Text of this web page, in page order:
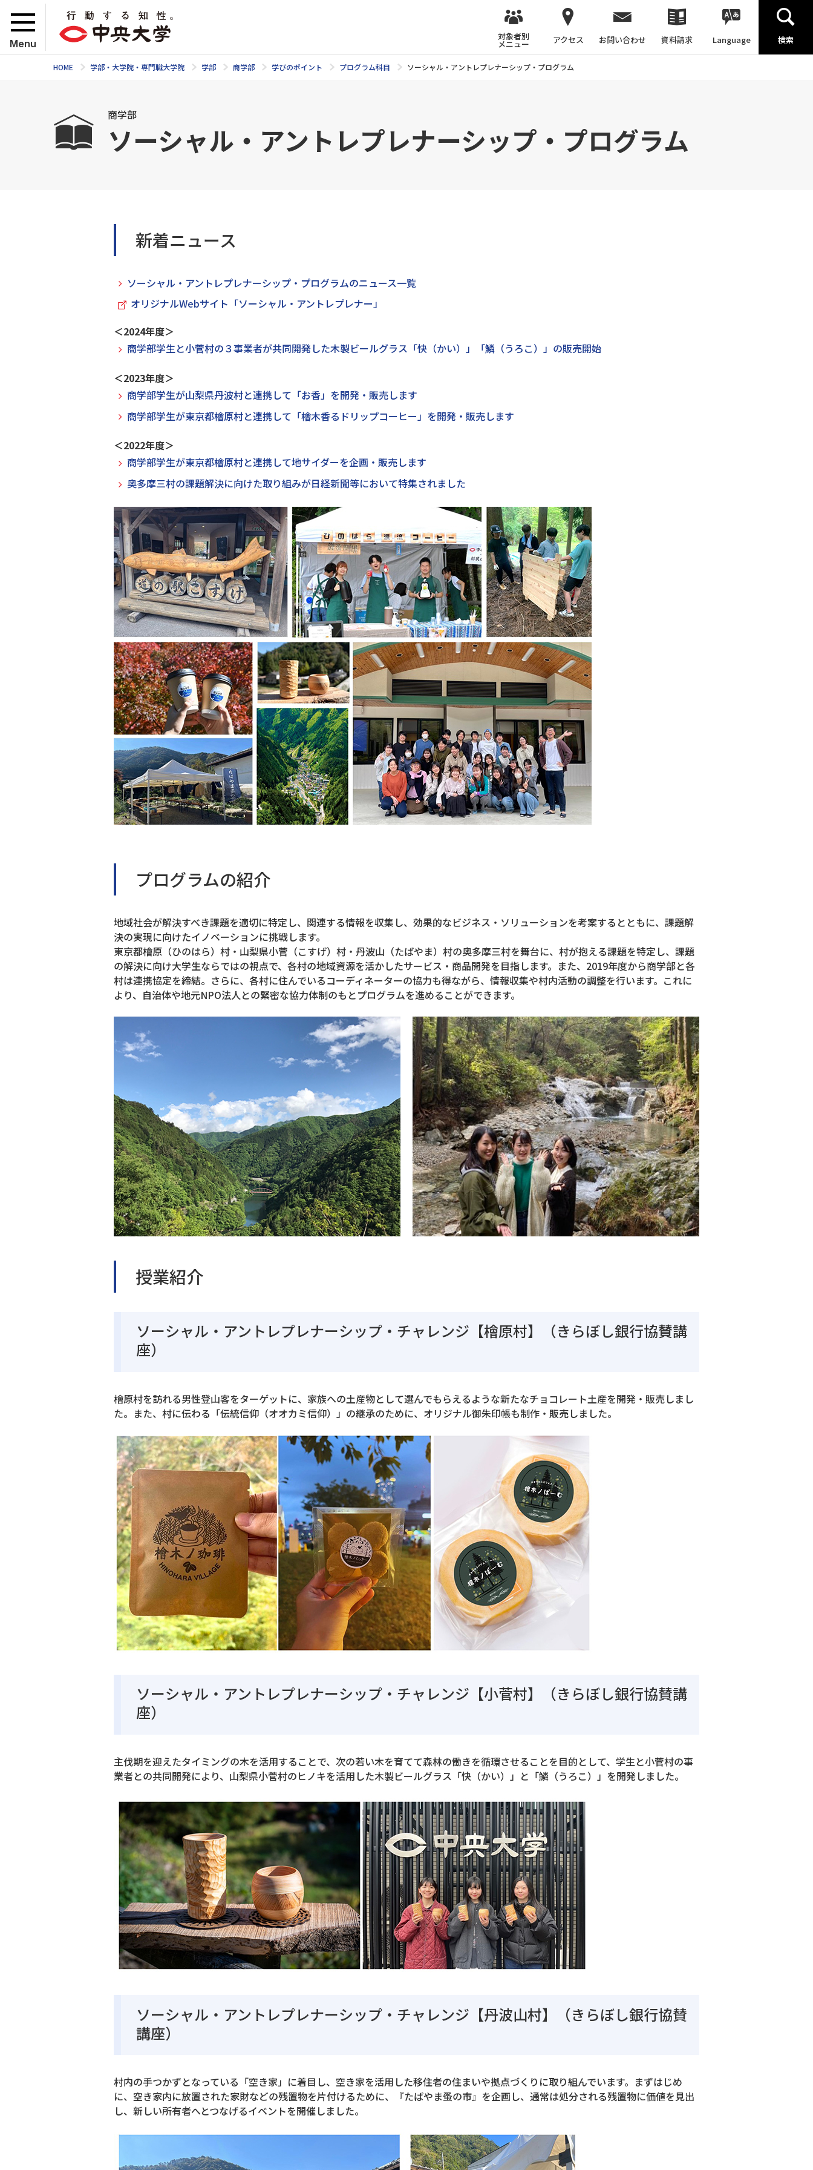
Menu
対象者別
メニュー アクセス お問い合わせ 資料請求 Language 検索
HOME 学部・大学院・専門職大学院 学部 商学部 学びのポイント プログラム科目 ソーシャル・アントレプレナーシップ・プログラム
商学部
ソーシャル・アントレプレナーシップ・プログラム
新着ニュース
ソーシャル・アントレプレナーシップ・プログラムのニュース一覧
オリジナルWebサイト「ソーシャル・アントレプレナー」
＜2024年度＞
商学部学生と小菅村の３事業者が共同開発した木製ビールグラス「快（かい）」「鱗（うろこ）」の販売開始
＜2023年度＞
商学部学生が山梨県丹波村と連携して「お香」を開発・販売します
商学部学生が東京都檜原村と連携して「檜木香るドリップコーヒー」を開発・販売します
＜2022年度＞
商学部学生が東京都檜原村と連携して地サイダーを企画・販売します
奥多摩三村の課題解決に向けた取り組みが日経新聞等において特集されました
プログラムの紹介
地域社会が解決すべき課題を適切に特定し、関連する情報を収集し、効果的なビジネス・ソリューションを考案するとともに、課題解
決の実現に向けたイノベーションに挑戦します。
東京都檜原（ひのはら）村・山梨県小菅（こすげ）村・丹波山（たばやま）村の奥多摩三村を舞台に、村が抱える課題を特定し、課題
の解決に向け大学生ならではの視点で、各村の地域資源を活かしたサービス・商品開発を目指します。また、2019年度から商学部と各
村は連携協定を締結。さらに、各村に住んでいるコーディネーターの協力も得ながら、情報収集や村内活動の調整を行います。これに
より、自治体や地元NPO法人との緊密な協力体制のもとプログラムを進めることができます。
授業紹介
ソーシャル・アントレプレナーシップ・チャレンジ【檜原村】（きらぼし銀行協賛講
座）
檜原村を訪れる男性登山客をターゲットに、家族への土産物として選んでもらえるような新たなチョコレート土産を開発・販売しまし
た。また、村に伝わる「伝統信仰（オオカミ信仰）」の継承のために、オリジナル御朱印帳も制作・販売しました。
ソーシャル・アントレプレナーシップ・チャレンジ【小菅村】（きらぼし銀行協賛講
座）
主伐期を迎えたタイミングの木を活用することで、次の若い木を育てて森林の働きを循環させることを目的として、学生と小菅村の事
業者との共同開発により、山梨県小菅村のヒノキを活用した木製ビールグラス「快（かい）」と「鱗（うろこ）」を開発しました。
ソーシャル・アントレプレナーシップ・チャレンジ【丹波山村】（きらぼし銀行協賛
講座）
村内の手つかずとなっている「空き家」に着目し、空き家を活用した移住者の住まいや拠点づくりに取り組んでいます。まずはじめ
に、空き家内に放置された家財などの残置物を片付けるために、『たばやま蚤の市』を企画し、通常は処分される残置物に価値を見出
し、新しい所有者へとつなげるイベントを開催しました。